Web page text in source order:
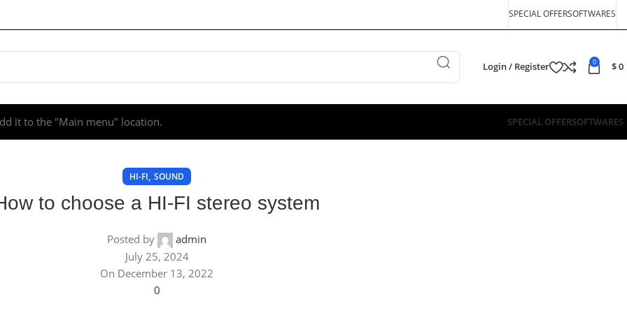
SPECIAL OFFERSOFTWARES
Login / Register 0 $0
it to the "Main menu" location. SPECIAL OFFERSOFTWARES
HI-FI, SOUND
to choose a HI-FI stereo system
Posted by
admin
July 25, 2024
On December 13, 2022
0